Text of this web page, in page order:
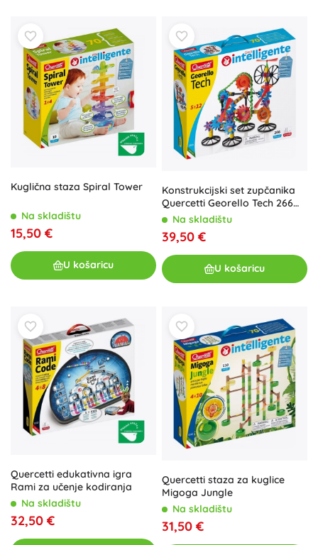
Kuglična staza Spiral Tower
Na skladištu
15,50 €
U košaricu
Konstrukcijski set zupčanika
Quercetti Georello Tech 266
dijelova
Na skladištu
39,50 €
U košaricu
Quercetti edukativna igra
Rami za učenje kodiranja
Na skladištu
32,50 €
Quercetti staza za kuglice
Migoga Jungle
Na skladištu
31,50 €